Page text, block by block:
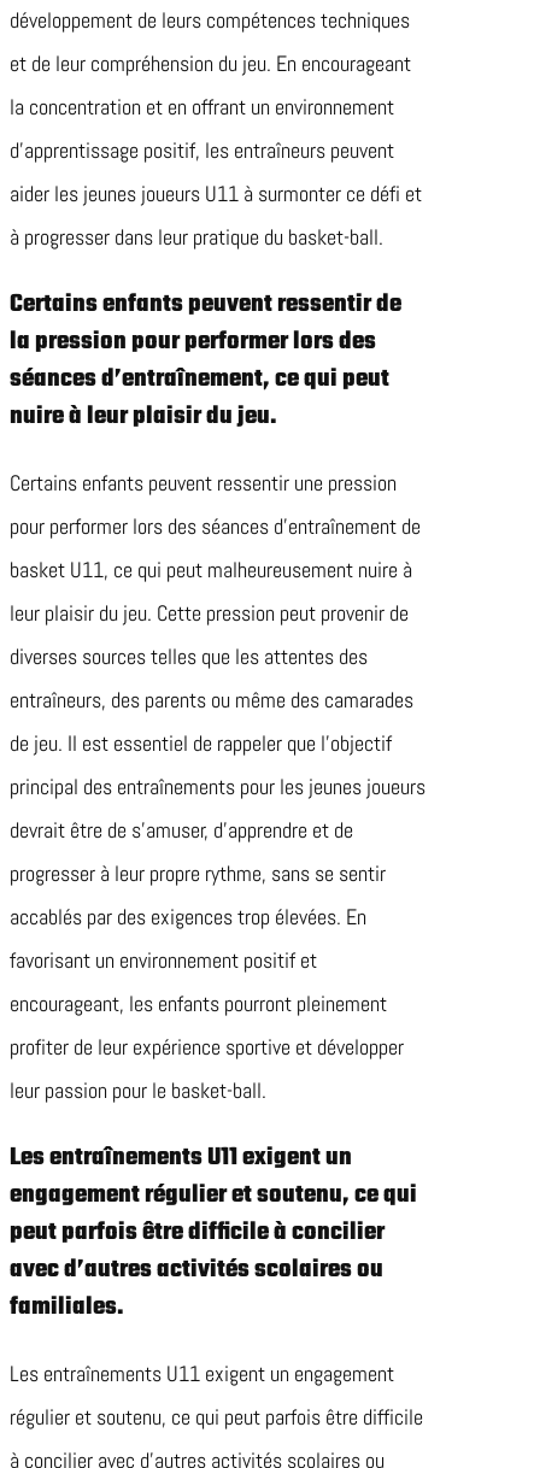
développement de leurs compétences techniques
et de leur compréhension du jeu. En encourageant
la concentration et en offrant un environnement
d’apprentissage positif, les entraîneurs peuvent
aider les jeunes joueurs U11 à surmonter ce défi et
à progresser dans leur pratique du basket-ball.
Certains enfants peuvent ressentir de
la pression pour performer lors des
séances d’entraînement, ce qui peut
nuire à leur plaisir du jeu.
Certains enfants peuvent ressentir une pression
pour performer lors des séances d’entraînement de
basket U11, ce qui peut malheureusement nuire à
leur plaisir du jeu. Cette pression peut provenir de
diverses sources telles que les attentes des
entraîneurs, des parents ou même des camarades
de jeu. Il est essentiel de rappeler que l’objectif
principal des entraînements pour les jeunes joueurs
devrait être de s’amuser, d’apprendre et de
progresser à leur propre rythme, sans se sentir
accablés par des exigences trop élevées. En
favorisant un environnement positif et
encourageant, les enfants pourront pleinement
profiter de leur expérience sportive et développer
leur passion pour le basket-ball.
Les entraînements U11 exigent un
engagement régulier et soutenu, ce qui
peut parfois être difficile à concilier
avec d’autres activités scolaires ou
familiales.
Les entraînements U11 exigent un engagement
régulier et soutenu, ce qui peut parfois être difficile
à concilier avec d’autres activités scolaires ou